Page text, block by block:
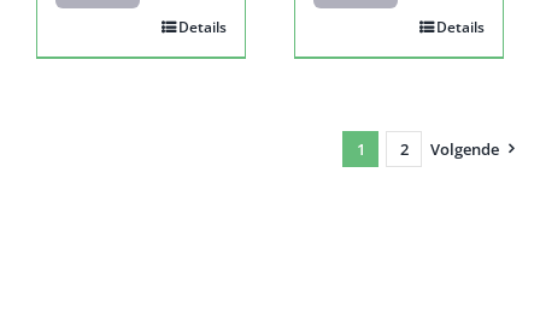
Details
Details
1 2 Volgende